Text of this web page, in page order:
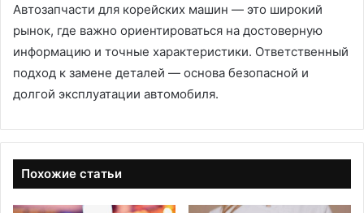
Автозапчасти для корейских машин — это широкий
рынок, где важно ориентироваться на достоверную
информацию и точные характеристики. Ответственный
подход к замене деталей — основа безопасной и
долгой эксплуатации автомобиля.
Похожие статьи